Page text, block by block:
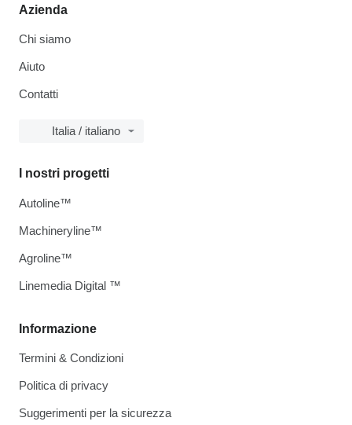
Azienda
Chi siamo
Aiuto
Contatti
Italia / italiano
Informazione
Termini & Condizioni
Politica di privacy
Suggerimenti per la sicurezza
I nostri progetti
Autoline™
Machineryline™
Agroline™
Linemedia Digital ™